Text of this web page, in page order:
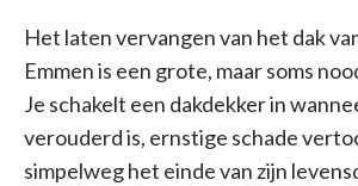
Het laten vervangen van het dak
Emmen is een grote, maar soms
Je schakelt een dakdekker in
verouderd is, ernstige schade
simpelweg het einde van zijn